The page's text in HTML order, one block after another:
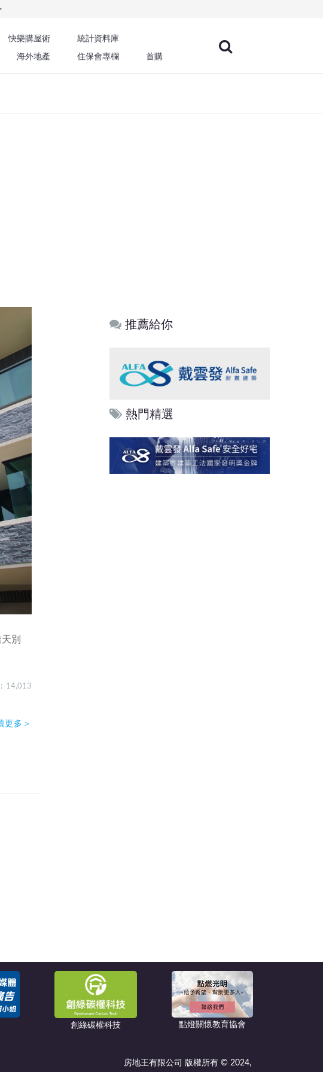
快樂購屋術
統計資料庫
海外地產 住保會專欄 首購
別
: 14,013
更多＞
推薦給你
熱門精選
創綠碳權科技 點燈關懷教育協會
房地王有限公司 版權所有 © 2024,